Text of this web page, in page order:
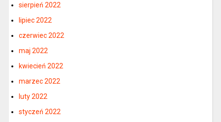
sierpień 2022
lipiec 2022
czerwiec 2022
maj 2022
kwiecień 2022
marzec 2022
luty 2022
styczeń 2022